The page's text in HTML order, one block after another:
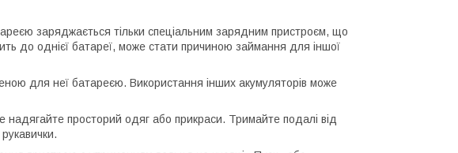
заряджається тільки спеціальним зарядним пристроєм, що
до однієї батареї, може стати причиною займання для іншої
для неї батареєю. Використання інших акумуляторів може
просторий одяг або прикраси. Тримайте подалі від